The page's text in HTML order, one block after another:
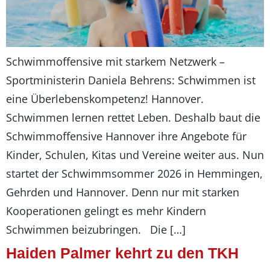
Schwimmoffensive mit starkem Netzwerk –
Sportministerin Daniela Behrens: Schwimmen ist
eine Überlebenskompetenz! Hannover.
Schwimmen lernen rettet Leben. Deshalb baut die
Schwimmoffensive Hannover ihre Angebote für
Kinder, Schulen, Kitas und Vereine weiter aus. Nun
startet der Schwimmsommer 2026 in Hemmingen,
Gehrden und Hannover. Denn nur mit starken
Kooperationen gelingt es mehr Kindern
Schwimmen beizubringen. Die […]
Haiden Palmer kehrt zu den TKH